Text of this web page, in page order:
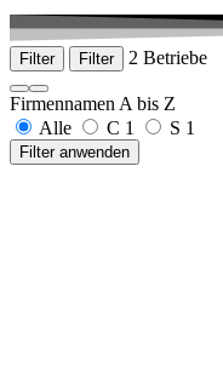
Filter Filter 2 Betriebe
Firmennamen A bis Z
Alle
C 1 S 1
Filter anwenden